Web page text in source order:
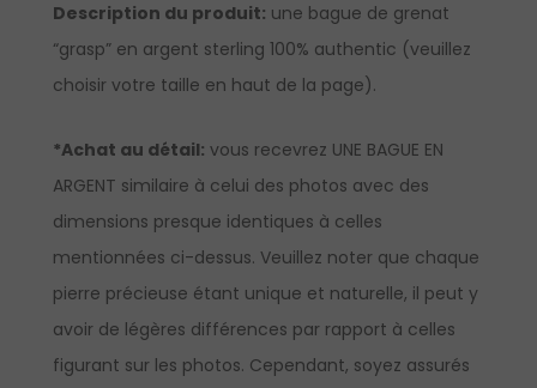
Description du produit: une bague de grenat
“grasp” en argent sterling 100% authentic (veuillez
choisir votre taille en haut de la page).
*Achat au détail: vous recevrez UNE BAGUE EN
ARGENT similaire à celui des photos avec des
dimensions presque identiques à celles
mentionnées ci-dessus. Veuillez noter que chaque
pierre précieuse étant unique et naturelle, il peut y
avoir de légères différences par rapport à celles
figurant sur les photos. Cependant, soyez assurés